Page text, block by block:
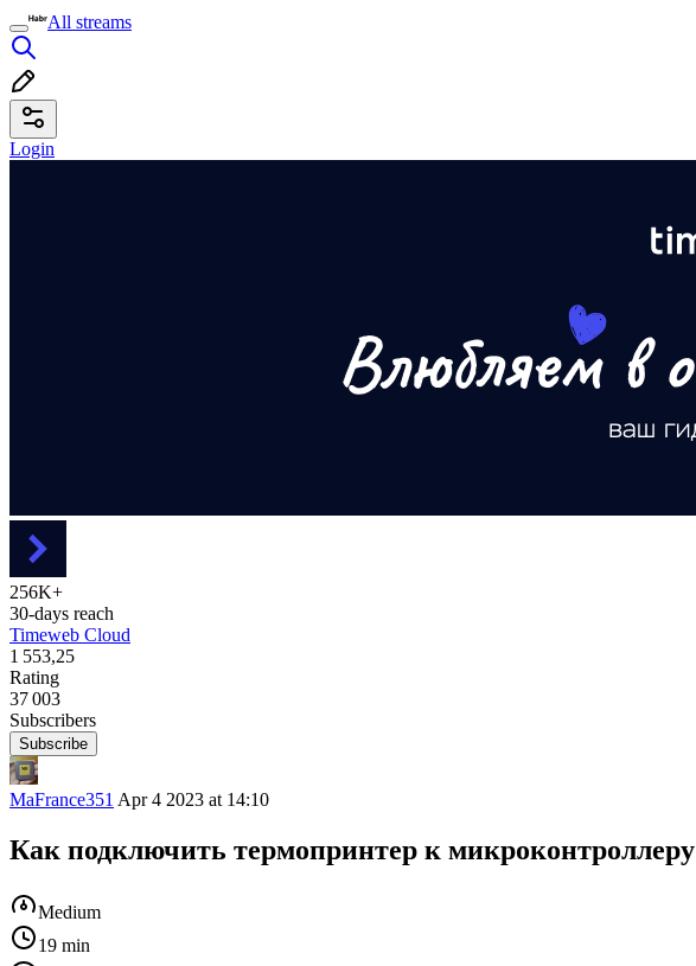
All streams
Login
256K+
30-days reach
Timeweb Cloud
1 553,25
Rating
37 003
Subscribers
Subscribe
MaFrance351 Apr 4 2023 at 14:10
Как подключить термопринтер к микроконтроллеру
Medium
19 min